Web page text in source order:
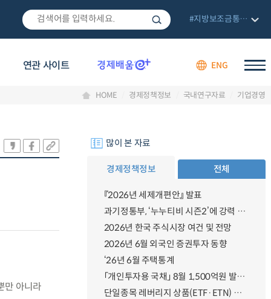
연관 사이트 ENG
#지방보조금통합관리망
HOME 경제정책정보 국내연구자료 기업경영
만 아니라
많이 본 자료
경제정책정보 전체
『2026년 세제개편안』 발표
과기정통부, ‘누누티비 시즌2’에 강력 대응 의지 밝혀
2026년 한국 주식시장 여건 및 전망
2026년 6월 외국인 증권투자 동향
‘26년 6월 주택통계
「개인투자용 국채」 8월 1,500억원 발행 예정
단일종목 레버리지 상품(ETF·ETN) 기본예탁금 강화 조기시행 방안 안내